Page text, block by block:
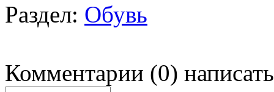
Раздел: Обувь
Комментарии (0) написать